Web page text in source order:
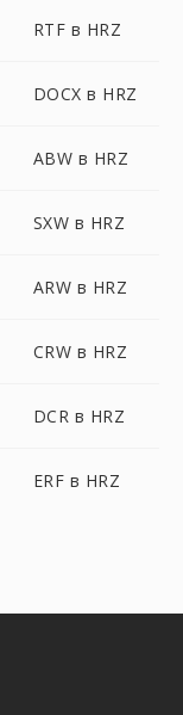
RTF в HRZ
DOCX в HRZ
ABW в HRZ
SXW в HRZ
ARW в HRZ
CRW в HRZ
DCR в HRZ
ERF в HRZ